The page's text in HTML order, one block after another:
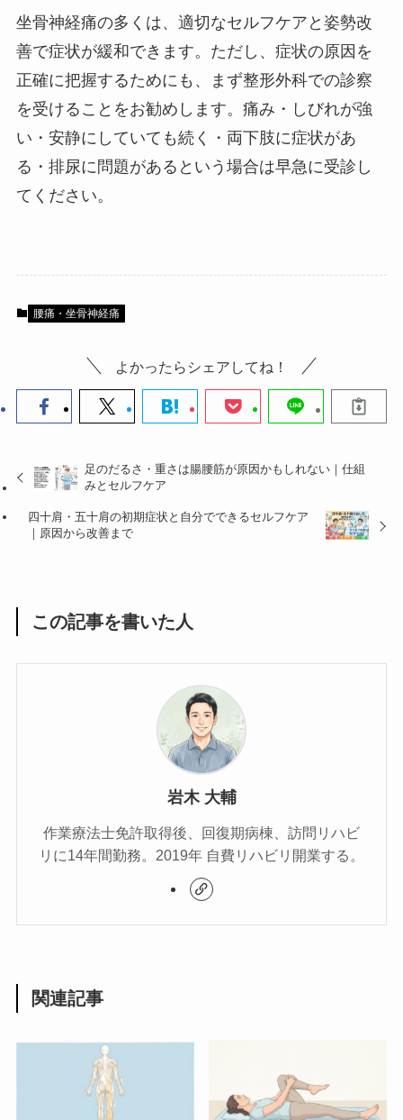
坐骨神経痛の多くは、適切なセルフケアと姿勢改
善で症状が緩和できます。ただし、症状の原因を
正確に把握するためにも、まず整形外科での診察
を受けることをお勧めします。痛み・しびれが強
い・安静にしていても続く・両下肢に症状があ
る・排尿に問題があるという場合は早急に受診し
てください。
腰痛・坐骨神経痛
よかったらシェアしてね！
足のだるさ・重さは腸腰筋が原因かもしれない｜仕組
みとセルフケア
四十肩・五十肩の初期症状と自分でできるセルフケア
｜原因から改善まで
この記事を書いた人
岩木 大輔
作業療法士免許取得後、回復期病棟、訪問リハビ
リに14年間勤務。2019年 自費リハビリ開業する。
関連記事